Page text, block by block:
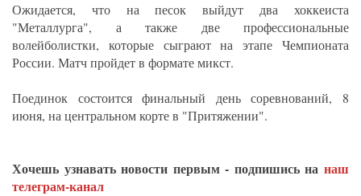
Ожидается, что на песок выйдут два хоккеиста
"Металлурга", а также две профессиональные
волейболистки, которые сыграют на этапе Чемпионата
России. Матч пройдет в формате микст.
Поединок состоится финальный день соревнований, 8
июня, на центральном корте в "Притяжении".
Хочешь узнавать новости первым - подпишись на наш
телеграм-канал